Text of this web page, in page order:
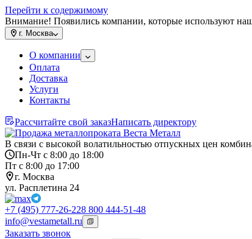
Перейти к содержимому
Внимание! Появились компании, которые используют
г. Москва
О компании
Оплата
Доставка
Услуги
Контакты
Рассчитайте свой заказНаписать директору
В связи с высокой волатильностью отпускных цен
Пн-Чт с 8:00 до 18:00
Пт с 8:00 до 17:00
г. Москва
ул. Расплетина 24
+7 (495) 777-26-228 800 444-51-48
info@vestametall.ru
Заказать звонок